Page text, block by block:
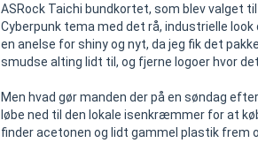
ASRock Taichi bundkortet, som blev valget
Cyberpunk tema med det rå, industrielle look
en anelse for shiny og nyt, da jeg fik det
smudse alting lidt til, og fjerne logoer hvor
Men hvad gør manden der på en søndag
løbe ned til den lokale isenkræmmer for at
finder acetonen og lidt gammel plastik frem